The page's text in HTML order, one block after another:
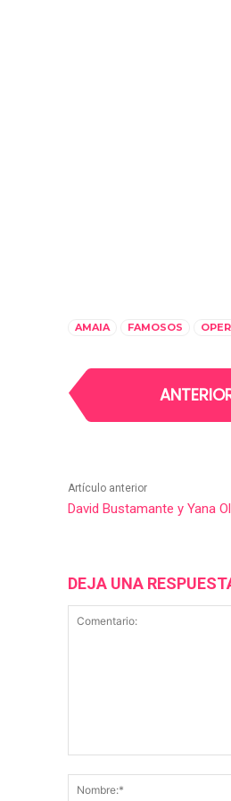
AMAIA FAMOSOS
Artículo anterior
David Bustamante y Yana
DEJA UNA